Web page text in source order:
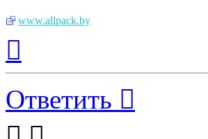
www.allpack.by
началу
Ответить